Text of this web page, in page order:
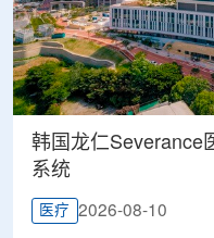
韩国龙仁Severance
系统
医疗 2026-08-10